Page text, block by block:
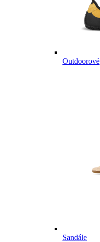
Outdoorové
Sandále